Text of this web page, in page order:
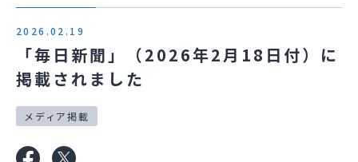
私たちについて
サービス
ニュース
採用情報
2026.02.19
「毎日新聞」（2026年2月18日付）に
掲載されました
メディア掲載